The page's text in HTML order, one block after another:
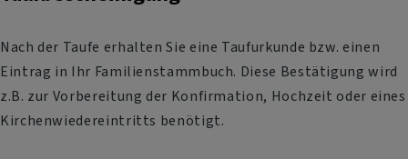
Nach der Taufe erhalten Sie eine Taufurkunde bzw. einen
Eintrag in Ihr Familienstammbuch. Diese Bestätigung wird
z.B. zur Vorbereitung der Konfirmation, Hochzeit oder eines
Kirchenwiedereintritts benötigt.